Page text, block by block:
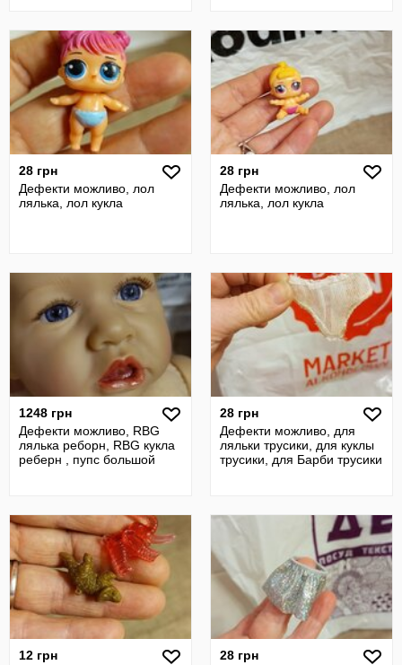
28 грн
Дефекти можливо, лол
лялька, лол кукла
28 грн
Дефекти можливо, лол
лялька, лол кукла
1248 грн
Дефекти можливо, RBG
лялька реборн, RBG кукла
реберн , пупс большой
28 грн
Дефекти можливо, для
ляльки трусики, для куклы
трусики, для Барби трусики
12 грн
28 грн